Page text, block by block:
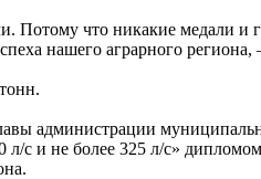
что никакие медали и
нашего аграрного
администрации
и не более 325 л/с»